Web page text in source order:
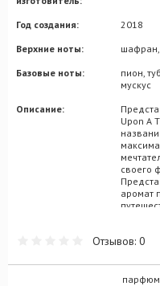
Год создания:
2018
Верхние ноты:
шафран,
Базовые ноты:
пион,
мускус
Описание:
Upon A
своего
аромат
где
Отзывов: 0